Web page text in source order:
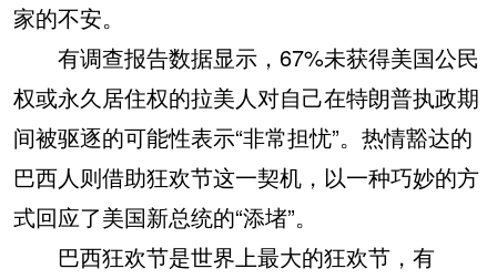
家的不安。
有调查报告数据显示，67%未获得美国公民
权或永久居住权的拉美人对自己在特朗普执政期
间被驱逐的可能性表示“非常担忧”。热情豁达的
巴西人则借助狂欢节这一契机，以一种巧妙的方
式回应了美国新总统的“添堵”。
巴西狂欢节是世界上最大的狂欢节，有